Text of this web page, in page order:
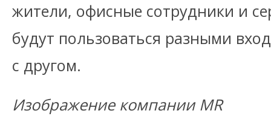
жители, офисные сотрудники и
будут пользоваться разными
с другом.
Изображение компании MR